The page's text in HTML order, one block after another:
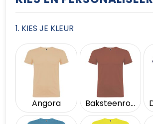
1. KIES JE KLEUR
Angora Baksteenrood